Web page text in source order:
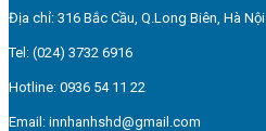
Địa chỉ: 316 Bắc Cầu, Q.Long Biên, Hà Nội.
Tel: (024) 3732 6916
Hotline: 0936 54 11 22
Email: innhanhshd@gmail.com